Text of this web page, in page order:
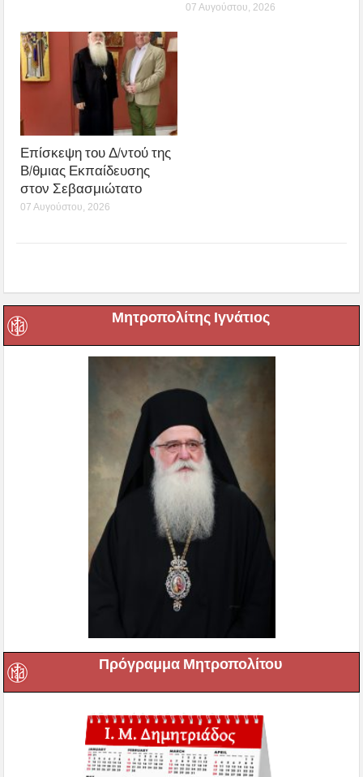
07 Αυγούστου, 2026
Επίσκεψη του Δ/ντού της
Β/θμιας Εκπαίδευσης
στον Σεβασμιώτατο
07 Αυγούστου, 2026
Μητροπολίτης Ιγνάτιος
Πρόγραμμα Μητροπολίτου